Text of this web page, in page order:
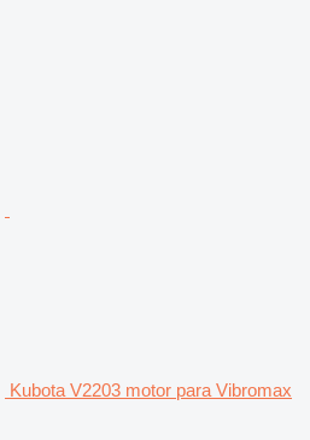
Kubota V2203 motor para Vibromax